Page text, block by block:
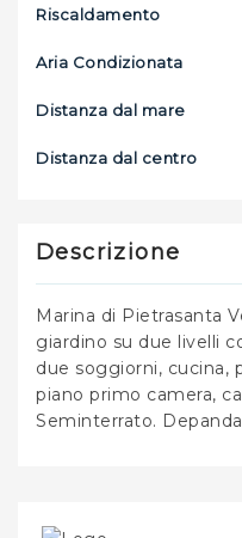
Riscaldamento
Aria Condizionata
Distanza dal mare
Distanza dal centro
Descrizione
Marina di Pietrasanta
giardino su due livelli
due soggiorni, cucina,
piano primo camera,
Seminterrato.